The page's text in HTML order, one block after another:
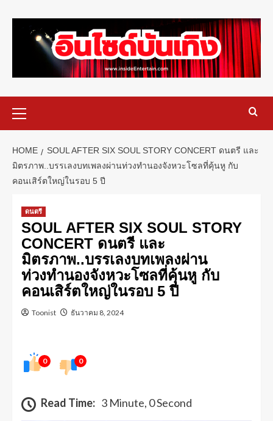
HOME
SOUL AFTER SIX SOUL STORY CONCERT ดนตรี และ
มิตรภาพ..บรรเลงบทเพลงผ่านท่วงทำนองจังหวะโซลที่คุ้นหู กับ
คอนเสิร์ตใหญ่ในรอบ 5 ปี
ดนตรี
SOUL AFTER SIX SOUL STORY
CONCERT ดนตรี และ
มิตรภาพ..บรรเลงบทเพลงผ่าน
ท่วงทำนองจังหวะโซลที่คุ้นหู กับ
คอนเสิร์ตใหญ่ในรอบ 5 ปี
Toonist ธันวาคม 8, 2024
0 0
Read Time: 3 Minute, 0 Second